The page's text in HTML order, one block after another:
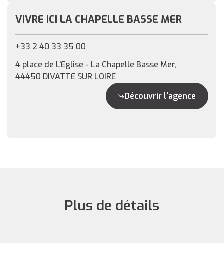
VIVRE ICI LA CHAPELLE BASSE MER
+33 2 40 33 35 00
4 place de L'Eglise - La Chapelle Basse Mer,
44450 DIVATTE SUR LOIRE
Découvrir l'agence
Plus de détails